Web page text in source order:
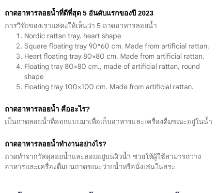
ถาดอาหารลอยน้ำที่ดีที่สุด 5 อันดับแรกของปี 2023
การวิจัยของเราแสดงให้เห็นว่า 5 ถาดอาหารลอยน้ำ
Nordic rattan tray, heart shape
Square floating tray 90*60 cm. Made from artificial rattan.
Heart floating tray 80×80 cm. Made from artificial rattan.
Floating tray 80×80 cm., made of artificial rattan, round
shape
Floating tray 100×100 cm. Made from artificial rattan.
ถาดอาหารลอยน้ำ คืออะไร?
เป็นถาดลอยน้ำที่ออกแบบมาเพื่อเก็บอาหารและเครื่องดื่มขณะอยู่ในน้ำ
ถาดอาหารลอยน้ำทำงานอย่างไร?
ถาดทำจากวัสดุลอยน้ำและลอยอยู่บนผิวน้ำ ช่วยให้ผู้ใช้สามารถวาง
อาหารและเครื่องดื่มบนถาดขณะว่ายน้ำหรือนั่งเล่นในสระ